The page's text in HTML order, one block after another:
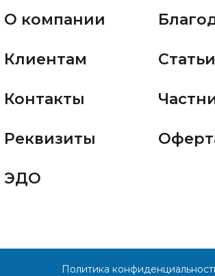
О компании
Клиентам
Контакты
Реквизиты
ЭДО
Статьи
Политика